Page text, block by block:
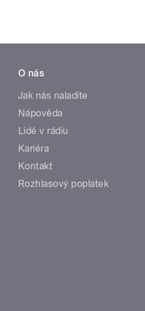
O nás
Jak nás naladíte
Nápověda
Lidé v rádiu
Kariéra
Kontakt
Rozhlasový poplatek